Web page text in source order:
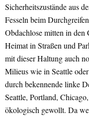
Sicherheitszustände aus
Fesseln beim
Obdachlose mitten in den
Heimat in Straßen und
mit dieser Haltung auch
Milieus wie in Seattle
durch bekennende linke
Seattle, Portland,
ökologisch gewollt. Da